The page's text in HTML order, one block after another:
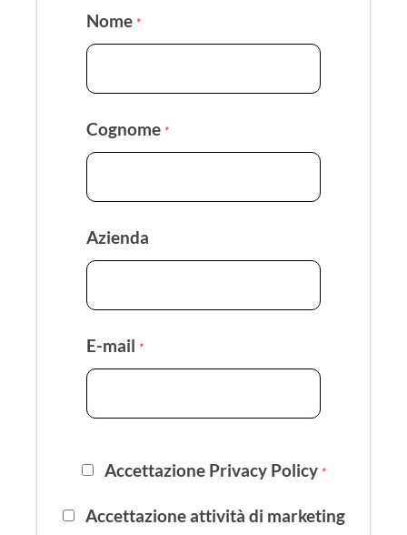
Nome *
Cognome *
Azienda
E-mail *
Accettazione Privacy Policy *
Accettazione attività di marketing